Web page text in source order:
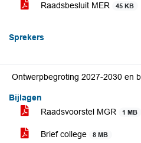
Raadsbesluit MER 45 KB
Sprekers
Ontwerpbegroting 2027-2030 en
Bijlagen
Raadsvoorstel MGR
1 MB
Brief college 8 MB